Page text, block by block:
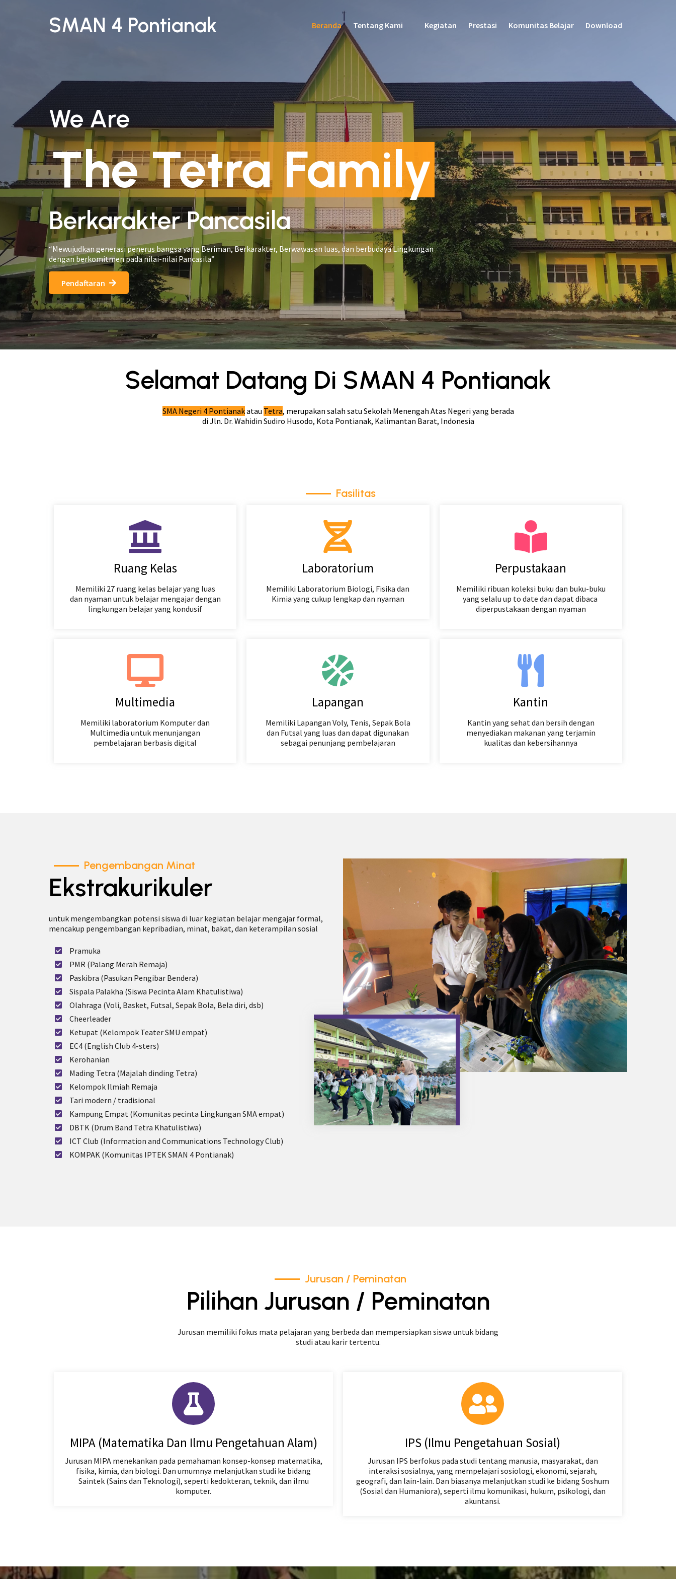
SMAN 4 Pontianak Beranda Tentang Kami Kegiatan Prestasi Komunitas Belajar Download
We Are
The Tetra Family
Berkarakter Pancasila
“Mewujudkan generasi penerus bangsa yang Beriman, Berkarakter, Berwawasan luas, dan berbudaya Lingkungan
dengan berkomitmen pada nilai-nilai Pancasila”
Pendaftaran
Selamat Datang Di SMAN 4 Pontianak
SMA Negeri 4 Pontianakatau Tetra, merupakan salah satu Sekolah Menengah Atas Negeri yang berada
di Jln. Dr. Wahidin Sudiro Husodo, Kota Pontianak, Kalimantan Barat, Indonesia
Fasilitas
Ruang Kelas
Memiliki 27 ruang kelas belajar yang luas
dan nyaman untuk belajar mengajar dengan
lingkungan belajar yang kondusif
Laboratorium
Memiliki Laboratorium Biologi, Fisika dan
Kimia yang cukup lengkap dan nyaman
Perpustakaan
Memiliki ribuan koleksi buku dan buku-buku
yang selalu up to date dan dapat dibaca
diperpustakaan dengan nyaman
Multimedia
Memiliki laboratorium Komputer dan
Multimedia untuk menunjangan
pembelajaran berbasis digital
Lapangan
Memiliki Lapangan Voly, Tenis, Sepak Bola
dan Futsal yang luas dan dapat digunakan
sebagai penunjang pembelajaran
Kantin
Kantin yang sehat dan bersih dengan
menyediakan makanan yang terjamin
kualitas dan kebersihannya
Pengembangan Minat
Ekstrakurikuler
untuk mengembangkan potensi siswa di luar kegiatan belajar mengajar formal,
mencakup pengembangan kepribadian, minat, bakat, dan keterampilan sosial
Pramuka
PMR (Palang Merah Remaja)
Paskibra (Pasukan Pengibar Bendera)
Sispala Palakha (Siswa Pecinta Alam Khatulistiwa)
Olahraga (Voli, Basket, Futsal, Sepak Bola, Bela diri, dsb)
Cheerleader
Ketupat (Kelompok Teater SMU empat)
EC4 (English Club 4-sters)
Kerohanian
Mading Tetra (Majalah dinding Tetra)
Kelompok Ilmiah Remaja
Tari modern / tradisional
Kampung Empat (Komunitas pecinta Lingkungan SMA empat)
DBTK (Drum Band Tetra Khatulistiwa)
ICT Club (Information and Communications Technology Club)
KOMPAK (Komunitas IPTEK SMAN 4 Pontianak)
Jurusan / Peminatan
Pilihan Jurusan / Peminatan
Jurusan memiliki fokus mata pelajaran yang berbeda dan mempersiapkan siswa untuk bidang
studi atau karir tertentu.
MIPA (Matematika Dan Ilmu Pengetahuan Alam)
Jurusan MIPA menekankan pada pemahaman konsep-konsep matematika,
fisika, kimia, dan biologi. Dan umumnya melanjutkan studi ke bidang
Saintek (Sains dan Teknologi), seperti kedokteran, teknik, dan ilmu
komputer.
IPS (Ilmu Pengetahuan Sosial)
Jurusan IPS berfokus pada studi tentang manusia, masyarakat, dan
interaksi sosialnya, yang mempelajari sosiologi, ekonomi, sejarah,
geografi, dan lain-lain. Dan biasanya melanjutkan studi ke bidang Soshum
(Sosial dan Humaniora), seperti ilmu komunikasi, hukum, psikologi, dan
akuntansi.